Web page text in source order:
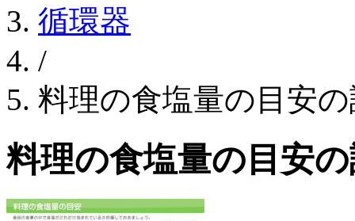
循環器
/
料理の食塩量の目安
料理の食塩量の目安